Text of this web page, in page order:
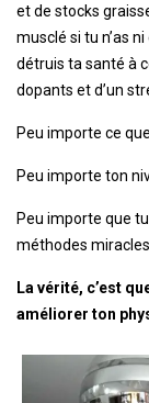
et de stocks
musclé si tu n’as
détruis ta santé à
dopants et d’un
Peu importe ce
Peu importe ton
Peu importe que
méthodes
La vérité, c’est
améliorer ton